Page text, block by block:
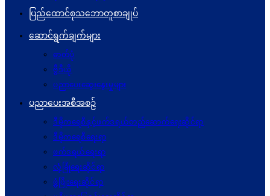
ပြည်ထောင်စုသဘောတူစာချုပ်
ဆောင်ရွက်ချက်များ
ဓာတ်ပုံ
ဗွီဒီယို
ပညာပေးဆွေးနွေးမှုများ
ပညာပေးအစီအစဉ်
ဒီမိုကရေစီနှင့်ဖက်ဒရယ်တည်ဆောက်ရေးဆိုင်ရာ
ဒီမိုကရေစီရေးရာ
ဖက်ဒရယ်ရေးရာ
လုံခြုံရေးဆိုင်ရာ
ဖွံဖြိုးရေးဆိုင်ရာ